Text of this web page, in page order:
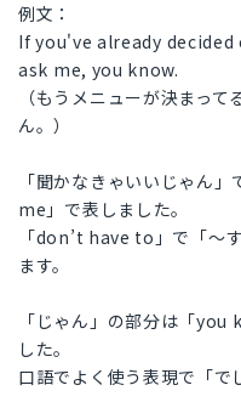
例文：
If you've already
ask me, you know.
（もうメニューが決まっ
ん。）
「聞かなきゃいいじゃん
me」で表しました。
「don’t have to」で「～
ます。
「じゃん」の部分は「
した。
口語でよく使う表現で「で